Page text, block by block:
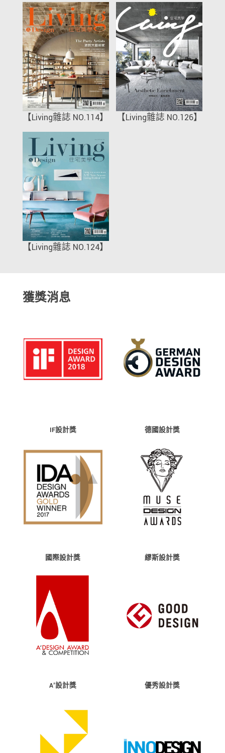
【Living雜誌 NO.114】 【Living雜誌 NO.126】
【Living雜誌 NO.124】
獲獎消息
IF設計獎 德國設計獎
國際設計獎 繆斯設計獎
A'設計獎 優秀設計獎